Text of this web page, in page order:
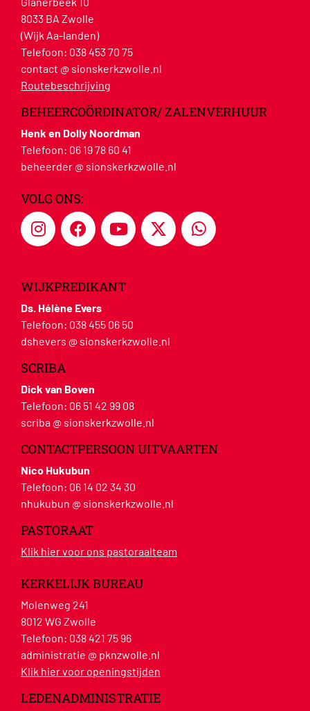
8033 BA Zwolle
(Wijk Aa-landen)
Telefoon: 038 453 70 75
contact @ sionskerkzwolle.nl
Routebeschrijving
BEHEERCOÖRDINATOR/ ZALENVERHUUR
Henk en Dolly Noordman
Telefoon: 06 19 78 60 41
beheerder @ sionskerkzwolle.nl
VOLG ONS:
WIJKPREDIKANT
Ds. Hélène Evers
Telefoon: 038 455 06 50
dshevers @ sionskerkzwolle.nl
SCRIBA
Dick van Boven
Telefoon: 06 51 42 99 08
scriba @ sionskerkzwolle.nl
CONTACTPERSOON UITVAARTEN
Nico Hukubun
Telefoon: 06 14 02 34 30
nhukubun @ sionskerkzwolle.nl
PASTORAAT
Klik hier voor ons pastoraalteam
KERKELIJK BUREAU
Molenweg 241
8012 WG Zwolle
Telefoon: 038 421 75 96
administratie @ pknzwolle.nl
Klik hier voor openingstijden
LEDENADMINISTRATIE